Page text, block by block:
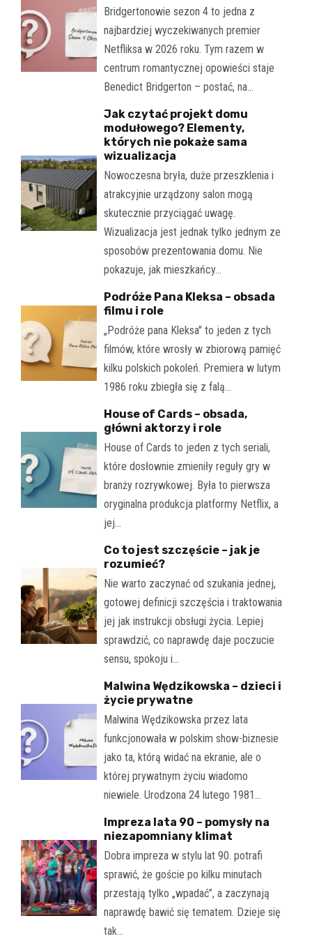
Bridgertonowie sezon 4 to jedna z
najbardziej wyczekiwanych premier
Netfliksa w 2026 roku. Tym razem w
centrum romantycznej opowieści staje
Benedict Bridgerton – postać, na…
Jak czytać projekt domu
modułowego? Elementy,
których nie pokaże sama
wizualizacja
Nowoczesna bryła, duże przeszklenia i
atrakcyjnie urządzony salon mogą
skutecznie przyciągać uwagę.
Wizualizacja jest jednak tylko jednym ze
sposobów prezentowania domu. Nie
pokazuje, jak mieszkańcy…
Podróże Pana Kleksa – obsada
filmu i role
„Podróże pana Kleksa" to jeden z tych
filmów, które wrosły w zbiorową pamięć
kilku polskich pokoleń. Premiera w lutym
1986 roku zbiegła się z falą…
House of Cards – obsada,
główni aktorzy i role
House of Cards to jeden z tych seriali,
które dosłownie zmieniły reguły gry w
branży rozrywkowej. Była to pierwsza
oryginalna produkcja platformy Netflix, a
jej…
Co to jest szczęście – jak je
rozumieć?
Nie warto zaczynać od szukania jednej,
gotowej definicji szczęścia i traktowania
jej jak instrukcji obsługi życia. Lepiej
sprawdzić, co naprawdę daje poczucie
sensu, spokoju i…
Malwina Wędzikowska – dzieci i
życie prywatne
Malwina Wędzikowska przez lata
funkcjonowała w polskim show-biznesie
jako ta, którą widać na ekranie, ale o
której prywatnym życiu wiadomo
niewiele. Urodzona 24 lutego 1981…
Impreza lata 90 – pomysły na
niezapomniany klimat
Dobra impreza w stylu lat 90. potrafi
sprawić, że goście po kilku minutach
przestają tylko „wpadać”, a zaczynają
naprawdę bawić się tematem. Dzieje się
tak…